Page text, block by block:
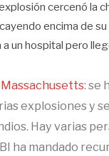
cercenó la
encima de su
a un hospital pero
: se
explosiones y
Hay varias
ha mandado